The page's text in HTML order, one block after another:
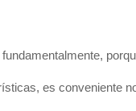
es conveniente